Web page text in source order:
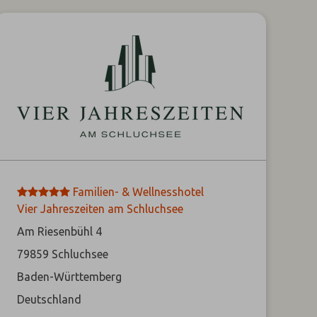
*****
Familien- & Wellnesshotel
Vier Jahreszeiten am Schluchsee
Am Riesenbühl 4
79859 Schluchsee
Baden-Württemberg
Deutschland